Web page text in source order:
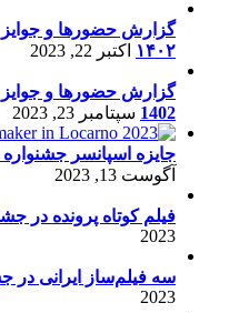
گزارش حضورها و جوایز
۱۴۰۲ اکتبر 22, 2023
گزارش حضورها و جوایز
1402 سپتامبر 23, 2023
جایزه اسپانسر جشنواره
آگوست 13, 2023
فیلم کوتاه پرونده در
2023
سه فیلم‌ساز ایرانی در
2023